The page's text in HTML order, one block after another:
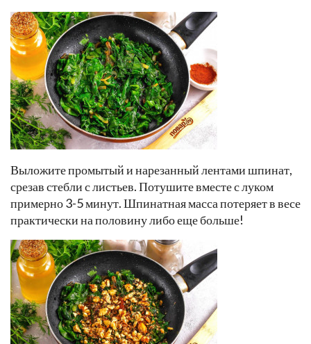
Выложите промытый и нарезанный лентами шпинат,
срезав стебли с листьев. Потушите вместе с луком
примерно 3-5 минут. Шпинатная масса потеряет в весе
практически на половину либо еще больше!